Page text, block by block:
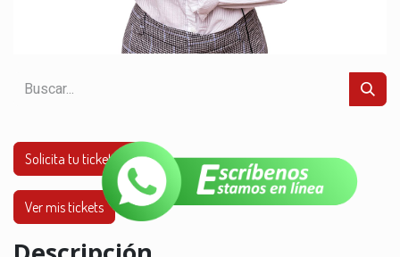
Solicita tu ticket aquí
Ver mis tickets